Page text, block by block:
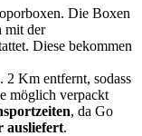
Die Boxen
mit der
Diese bekommen
2 Km entfernt, sodass
möglich verpackt
, da Go
ausliefert.